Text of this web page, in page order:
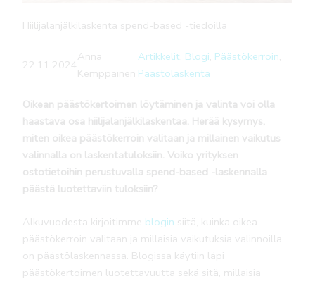
Hiilijalanjälkilaskenta spend-based -tiedoilla
22.11.2024
Anna
Kemppainen
Artikkelit, Blogi, Päästökerroin
Päästölaskenta
Oikean päästökertoimen löytäminen ja valinta voi olla
haastava osa hiilijalanjälkilaskentaa. Herää kysymys,
miten oikea päästökerroin valitaan ja millainen vaikutus
valinnalla on laskentatuloksiin. Voiko yrityksen
ostotietoihin perustuvalla spend-based -laskennalla
päästä luotettaviin tuloksiin?
Alkuvuodesta kirjoitimme blogin siitä, kuinka oikea
päästökerroin valitaan ja millaisia vaikutuksia valinnoilla
on päästölaskennassa. Blogissa käytiin läpi
päästökertoimen luotettavuutta sekä sitä, millaisia